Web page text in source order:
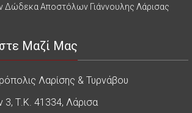
Δώδεκα Αποστόλων Γιάννουλης Λάρισας
Μαζί Μας
Λαρίσης & Τυρνάβου
3, Τ.Κ. 41334, Λάρισα